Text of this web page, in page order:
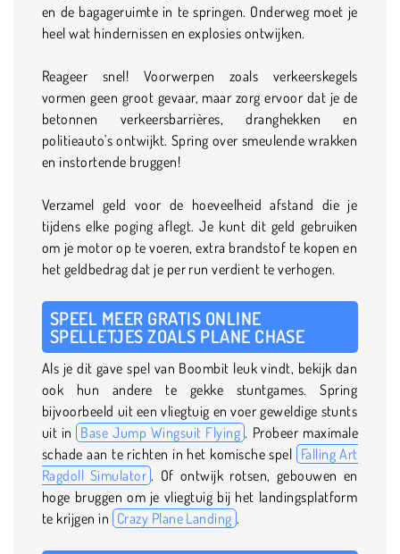
en de bagageruimte in te springen. Onderweg moet je
heel wat hindernissen en explosies ontwijken.
Reageer snel! Voorwerpen zoals verkeerskegels
vormen geen groot gevaar, maar zorg ervoor dat je de
betonnen verkeersbarrières, dranghekken en
politieauto's ontwijkt. Spring over smeulende wrakken
en instortende bruggen!
Verzamel geld voor de hoeveelheid afstand die je
tijdens elke poging aflegt. Je kunt dit geld gebruiken
om je motor op te voeren, extra brandstof te kopen en
het geldbedrag dat je per run verdient te verhogen.
SPEEL MEER GRATIS ONLINE
SPELLETJES ZOALS PLANE CHASE
Als je dit gave spel van Boombit leuk vindt, bekijk dan
ook hun andere te gekke stuntgames. Spring
bijvoorbeeld uit een vliegtuig en voer geweldige stunts
uit in Base Jump Wingsuit Flying . Probeer maximale
schade aan te richten in het komische spel Falling Art
Ragdoll Simulator . Of ontwijk rotsen, gebouwen en
hoge bruggen om je vliegtuig bij het landingsplatform
te krijgen in Crazy Plane Landing .